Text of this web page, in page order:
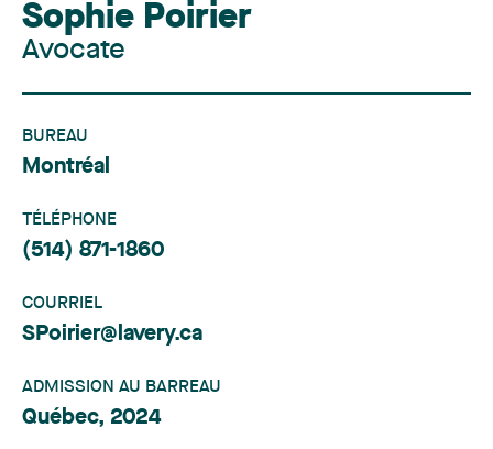
Sophie Poirier
Avocate
BUREAU
Montréal
TÉLÉPHONE
(514) 871-1860
COURRIEL
SPoirier@lavery.ca
ADMISSION AU BARREAU
Québec, 2024